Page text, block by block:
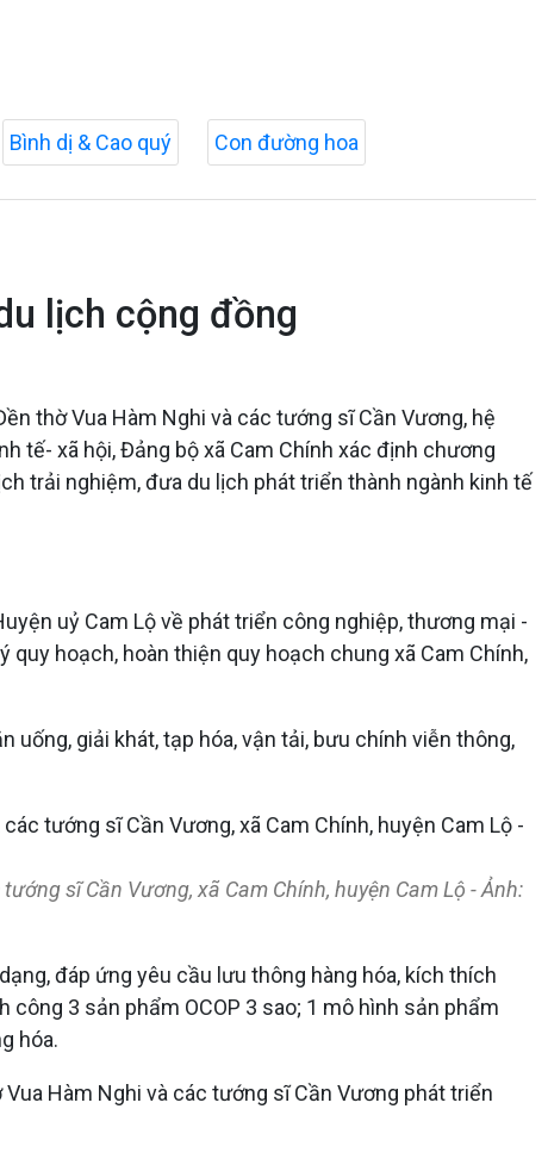
Bình dị & Cao quý Con đường hoa
lịch cộng đồng
thờ Vua Hàm Nghi và các tướng sĩ Cần Vương, hệ
tế- xã hội, Đảng bộ xã Cam Chính xác định chương
trải nghiệm, đưa du lịch phát triển thành ngành kinh tế
uỷ Cam Lộ về phát triển công nghiệp, thương mại -
hoạch, hoàn thiện quy hoạch chung xã Cam Chính,
uống, giải khát, tạp hóa, vận tải, bưu chính viễn thông,
sĩ Cần Vương, xã Cam Chính, huyện Cam Lộ - Ảnh:
đáp ứng yêu cầu lưu thông hàng hóa, kích thích
3 sản phẩm OCOP 3 sao; 1 mô hình sản phẩm
hóa.
Hàm Nghi và các tướng sĩ Cần Vương phát triển